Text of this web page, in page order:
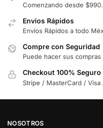
Comenzando desde
Envíos Rápidos
Envíos Rápidos a todo
Compre con Seguridad
Puede hacer sus
Checkout 100% Seguro
Stripe / MasterCard /
NOSOTROS